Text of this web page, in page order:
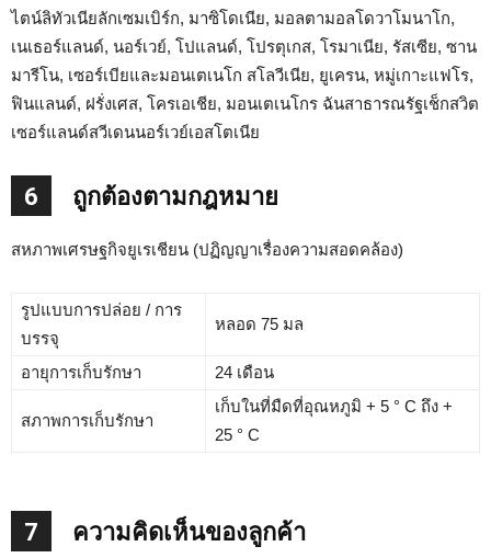
ไตน์ลิทัวเนียลักเซมเบิร์ก, มาซิโดเนีย, มอลตามอลโดวาโมนาโก,
เนเธอร์แลนด์, นอร์เวย์, โปแลนด์, โปรตุเกส, โรมาเนีย, รัสเซีย, ซาน
มารีโน, เซอร์เบียและมอนเตเนโก สโลวีเนีย, ยูเครน, หมู่เกาะแฟโร,
ฟินแลนด์, ฝรั่งเศส, โครเอเชีย, มอนเตเนโกร ฉันสาธารณรัฐเช็กสวิต
เซอร์แลนด์สวีเดนนอร์เวย์เอสโตเนีย
6 ถูกต้องตามกฎหมาย
สหภาพเศรษฐกิจยูเรเชียน (ปฏิญญาเรื่องความสอดคล้อง)
รูปแบบการปล่อย / การ
บรรจุ
หลอด 75 มล
อายุการเก็บรักษา 24 เดือน
สภาพการเก็บรักษา
เก็บในที่มืดที่อุณหภูมิ + 5 ° C ถึง +
25 ° C
7 ความคิดเห็นของลูกค้า